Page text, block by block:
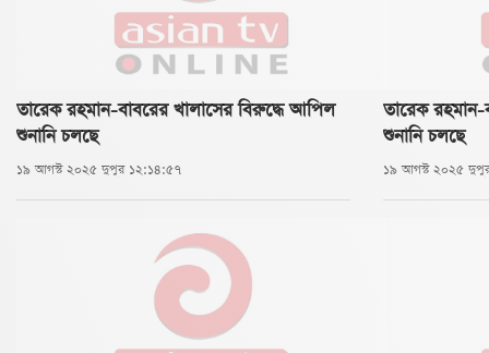
তারেক রহমান-বাবরের খালাসের বিরুদ্ধে আপিল
শুনানি চলছে
১৯ আগস্ট ২০২৫ দুপুর ১২:১৪:৫৭
তারেক রহমান-
শুনানি চলছে
১৯ আগস্ট ২০২৫